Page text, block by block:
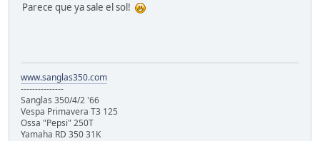
Parece que ya sale el sol!
www.sanglas350.com
---------------
Sanglas 350/4/2 '66
Vespa Primavera T3 125
Ossa "Pepsi" 250T
Yamaha RD 350 31K